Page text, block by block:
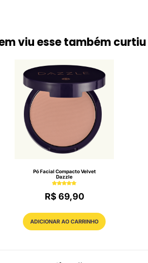
viu esse também curtiu
Pó Facial Compacto Velvet
Dazzle
R$ 69,90
ADICIONAR AO CARRINHO